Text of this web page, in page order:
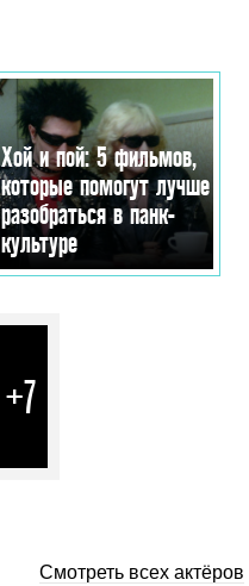
Хой и пой: 5 фильмов,
которые помогут лучше
разобраться в панк-
культуре
+7
Смотреть всех актёров